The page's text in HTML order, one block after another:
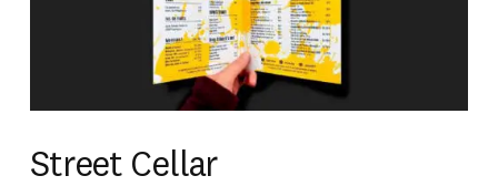
Street Cellar